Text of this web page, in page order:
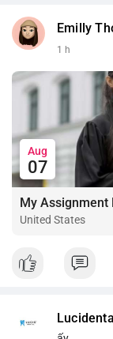
Emilly
1 h
Aug
07
United States